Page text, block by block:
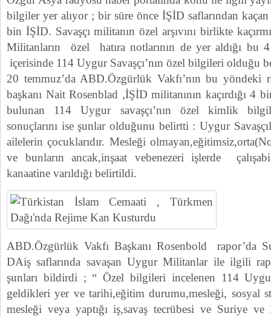
bilgiler yer alıyor ; bir süre önce İŞİD saflarından kaçan
bin İŞİD. Savaşçı militanın özel arşıvını birlikte
Militanların özel hatıra notlarının de yer aldığı bu
içerisinde 114 Uygur Savaşçı’nın özel bilgileri olduğu
20 temmuz’da ABD.Özgürlük Vakfı’nın bu yöndeki
başkanı Nait Rosenblad ,İŞİD militanının kaçırdığı 4
bulunan 114 Uygur savaşçı’nın özel kimlik
sonuçlarını ise şunlar olduğunu belirtti : Uygur
ailelerin çocuklarıdır. Mesleği
ve bunların ancak,inşaat vebenezeri işlerde
kanaatine varıldığı belirtildi.
ABD.Özgürlük Vakfı Başkanı Rosenbold rapor’da
DAiş saflarında savaşan Uygur Militanlar ile ilgili
şunları bildirdi ; “ Özel bilgileri incelenen 114
geldikleri yer ve tarihi,eğitim durumu,mesleği, sosyal
mesleği veya yaptığı iş,savaş tecrübesi ve Suriye ve